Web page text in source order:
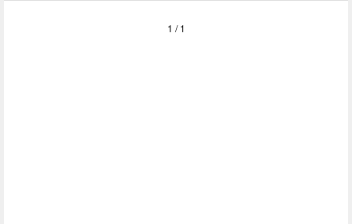
1 / 1